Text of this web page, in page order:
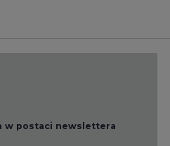
w postaci newslettera